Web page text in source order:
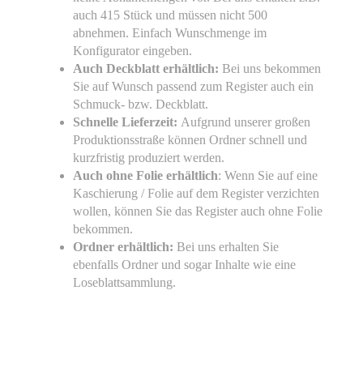
auch 415 Stück und müssen nicht 500
abnehmen. Einfach Wunschmenge im
Konfigurator eingeben.
Auch Deckblatt erhältlich: Bei uns bekommen
Sie auf Wunsch passend zum Register auch ein
Schmuck- bzw. Deckblatt.
Schnelle Lieferzeit: Aufgrund unserer großen
Produktionsstraße können Ordner schnell und
kurzfristig produziert werden.
Auch ohne Folie erhältlich: Wenn Sie auf eine
Kaschierung / Folie auf dem Register verzichten
wollen, können Sie das Register auch ohne Folie
bekommen.
Ordner erhältlich: Bei uns erhalten Sie
ebenfalls Ordner und sogar Inhalte wie eine
Loseblattsammlung.